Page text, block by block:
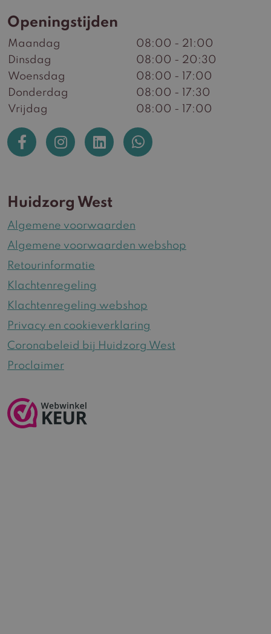
Openingstijden
Maandag
08:00 - 21:00
Dinsdag
08:00 - 20:30
Woensdag
08:00 - 17:00
Donderdag
08:00 - 17:30
Vrijdag
08:00 - 17:00
Huidzorg West
Algemene voorwaarden
Algemene voorwaarden webshop
Retourinformatie
Klachtenregeling
Klachtenregeling webshop
Privacy en cookieverklaring
Coronabeleid bij Huidzorg West
Proclaimer